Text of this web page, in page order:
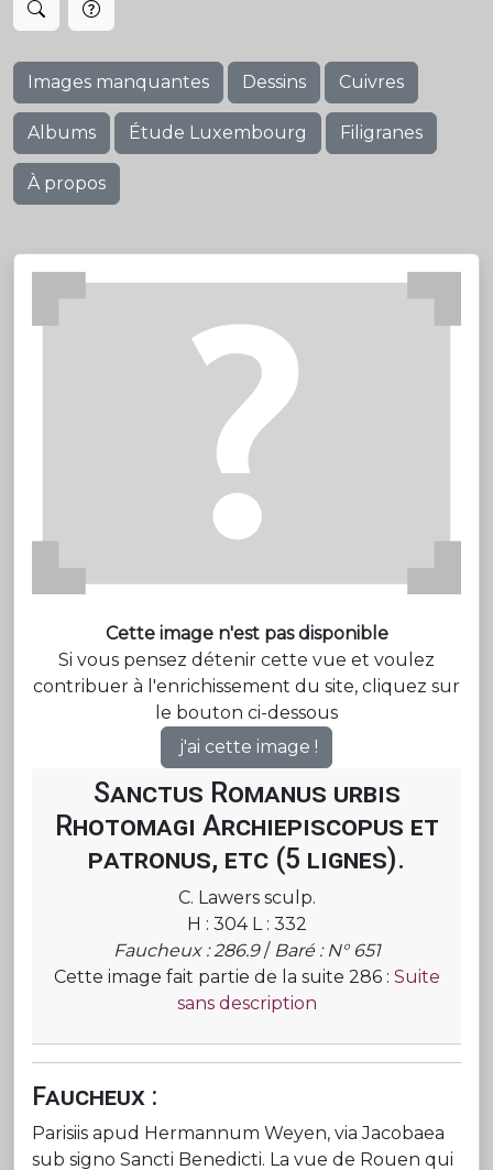
Images manquantes Dessins Cuivres
Albums Étude Luxembourg Filigranes
À propos
Cette image n'est pas disponible
Si vous pensez détenir cette vue et voulez
contribuer à l'enrichissement du site, cliquez sur
le bouton ci-dessous
j'ai cette image !
Sanctus Romanus urbis
Rhotomagi Archiepiscopus et
patronus, etc (5 lignes).
C. Lawers sculp.
H : 304 L : 332
Faucheux : 286.9/ Baré : N° 651
Cette image fait partie de la suite 286 : Suite
sans description
Faucheux :
Parisiis apud Hermannum Weyen, via Jacobaea
sub signo Sancti Benedicti. La vue de Rouen qui